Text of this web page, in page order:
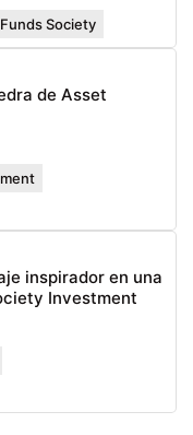
Funds Society
de Asset
inspirador en una
Investment